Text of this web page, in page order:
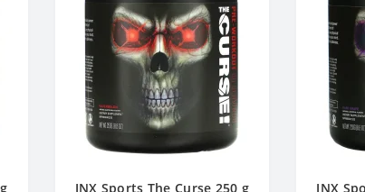
JNX Sports The Curse 250 g JNX